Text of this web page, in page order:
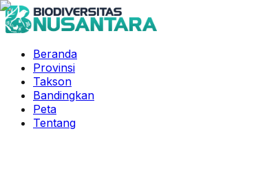
Beranda
Provinsi
Takson
Bandingkan
Peta
Tentang